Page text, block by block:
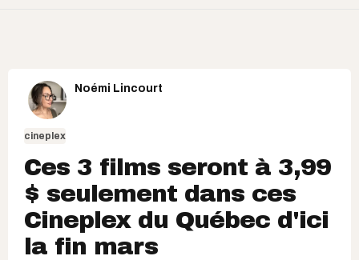
Noémi Lincourt
cineplex
Ces 3 films seront à 3,99
$ seulement dans ces
Cineplex du Québec d'ici
la fin mars